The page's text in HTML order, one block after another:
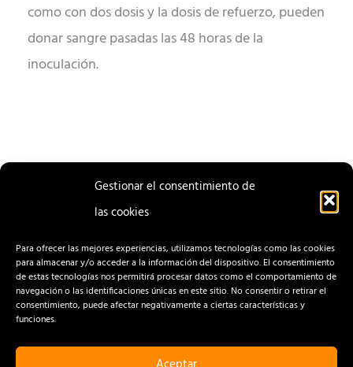
Gestionar el consentimiento de
las cookies
Para ofrecer las mejores experiencias, utilizamos tecnologías como las cookies
para almacenar y/o acceder a la información del dispositivo. El consentimiento
de estas tecnologías nos permitirá procesar datos como el comportamiento de
navegación o las identificaciones únicas en este sitio. No consentir o retirar el
consentimiento, puede afectar negativamente a ciertas características y
funciones.
como con dos dosis y la dosis de refuerzo, pueden
donar sangre pasadas las 48 horas de la
inoculación.
ENTRADA